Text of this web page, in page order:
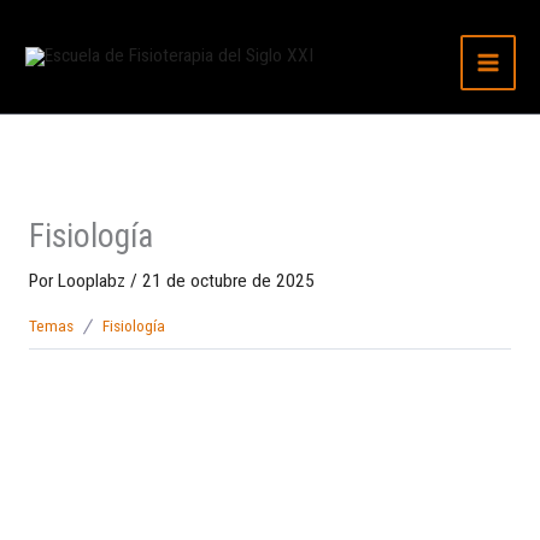
Fisiología
PorLooplabz / 21 de octubre de 2025
Temas Fisiología